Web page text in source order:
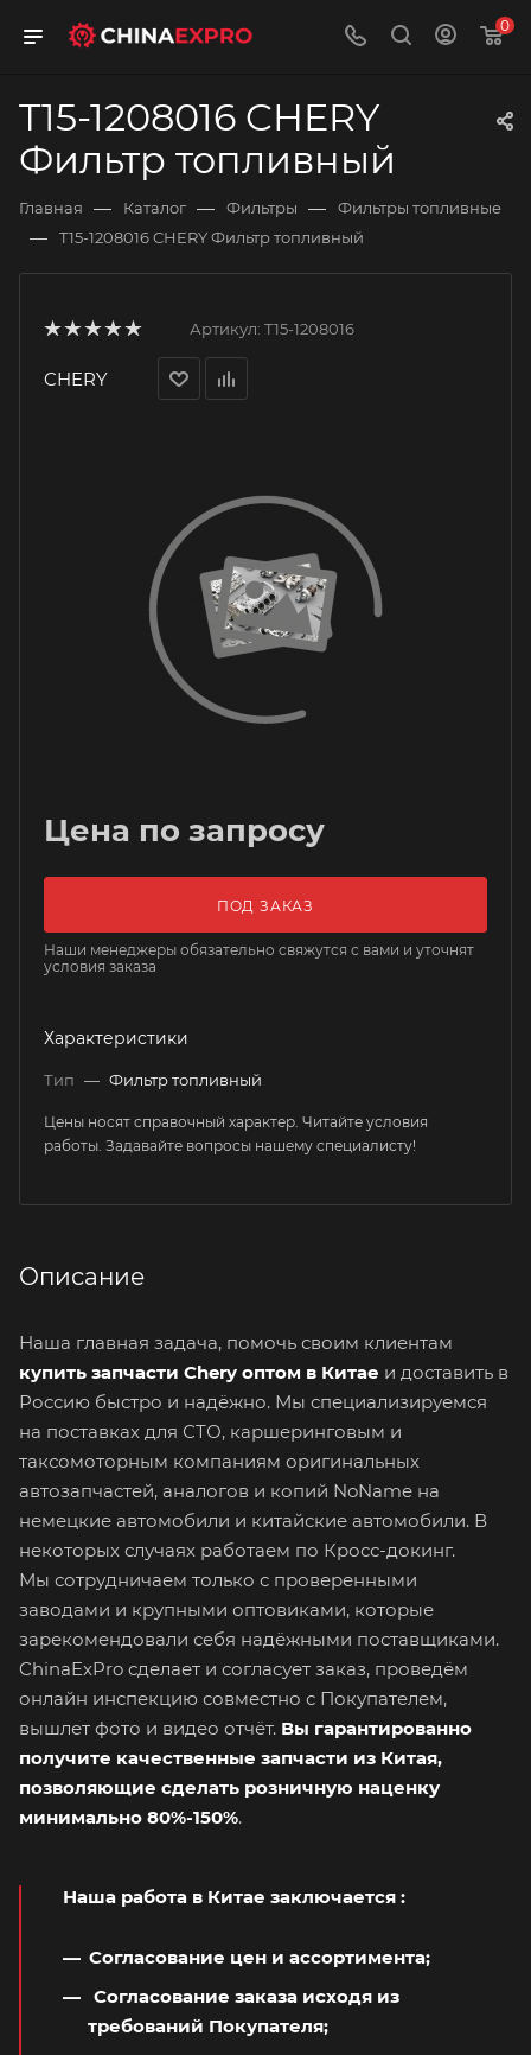
0
T15-1208016 CHERY
Фильтр топливный
Главная — Каталог — Фильтры — Фильтры топливные
— T15-1208016 CHERY Фильтр топливный
Артикул: T15-1208016
CHERY
Цена по запросу
ПОД ЗАКАЗ
Наши менеджеры обязательно свяжутся с вами и уточнят
условия заказа
Характеристики
Тип — Фильтр топливный
Цены носят справочный характер. Читайте условия
работы. Задавайте вопросы нашему специалисту!
Описание
Наша главная задача, помочь своим клиентам
купить запчасти Chery оптом в Китае и доставить в
Россию быстро и надёжно. Мы специализируемся
на поставках для СТО, каршеринговым и
таксомоторным компаниям оригинальных
автозапчастей, аналогов и копий NoName на
немецкие автомобили и китайские автомобили. В
некоторых случаях работаем по Кросс-докинг.
Мы сотрудничаем только с проверенными
заводами и крупными оптовиками, которые
зарекомендовали себя надёжными поставщиками.
ChinaExPro сделает и согласует заказ, проведём
онлайн инспекцию совместно с Покупателем,
вышлет фото и видео отчёт. Вы гарантированно
получите качественные запчасти из Китая,
позволяющие сделать розничную наценку
минимально 80%-150%.
Наша работа в Китае заключается :
Согласование цен и ассортимента;
Согласование заказа исходя из
требований Покупателя;